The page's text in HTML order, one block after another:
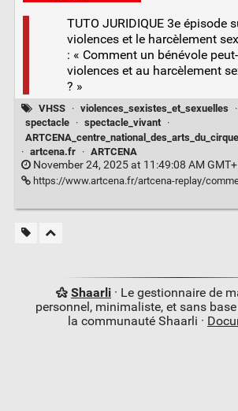
TUTO JURIDIQUE 3e épisode
violences et le harcèlement
: « Comment un bénévole
violences et au harcèlement
? »
VHSS · violences_sexistes_et_sexuelles ·
spectacle
· spectacle_vivant
·
· artcena.fr · ARTCENA
November 24, 2025 at 11:49:08 AM
https://www.artcena.fr/artcena-replay/comment-un-benevole-peut-il-reagir-face-aux-
Shaarli· Le gestionnaire de
personnel, minimaliste, et sans
la communauté Shaarli ·